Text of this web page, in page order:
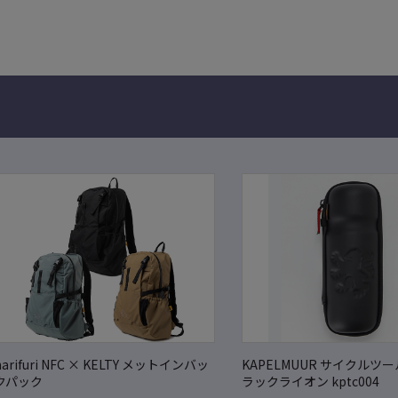
NFC × KELTY メットインバッ
パック
KAPELMUUR サイクルツ
ラックライオン kptc004